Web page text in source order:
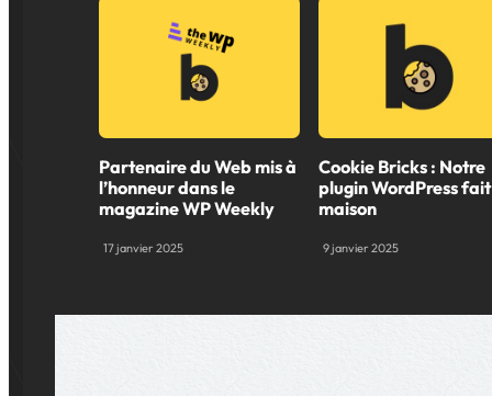
Partenaire du Web mis à
l’honneur dans le
magazine WP Weekly
17 janvier 2025
Cookie Bricks : Notre
plugin WordPress fait
maison
9 janvier 2025